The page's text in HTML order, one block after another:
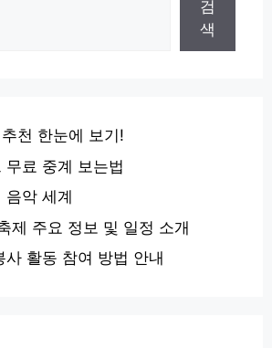
검
색
천 한눈에 보기!
무료 중계 보는법
음악 세계
제 주요 정보 및 일정 소개
사 활동 참여 방법 안내